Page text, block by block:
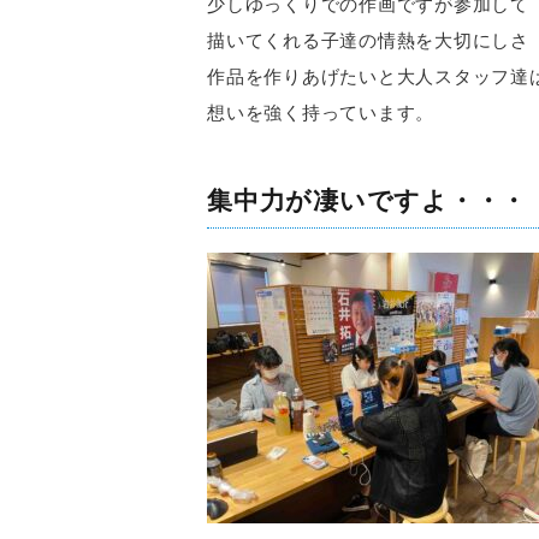
描いてくれる子達の情熱を大切にしさ
作品を作りあげたいと大人スタッフ達
想いを強く持っています。
集中力が凄いですよ・・・